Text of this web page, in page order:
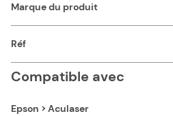
Marque du produit
Réf
Compatible avec
Epson > Aculaser